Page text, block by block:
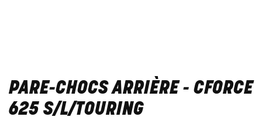
PARE-CHOCS ARRIÈRE - CFORCE
625 S/L/TOURING